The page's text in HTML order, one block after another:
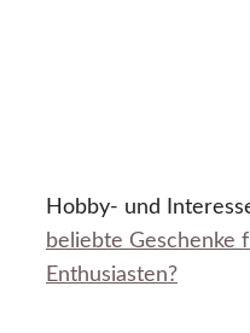
Hobby- und
beliebte Geschenke
Enthusiasten?